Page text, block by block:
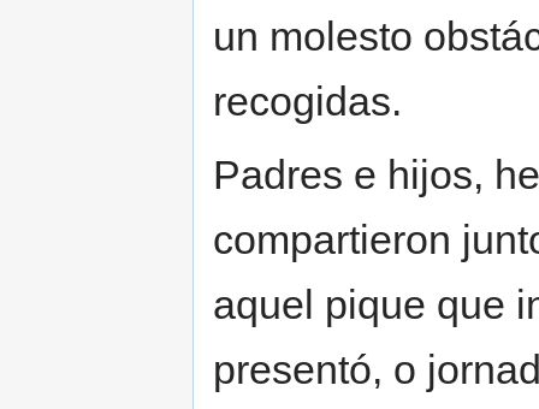
un molesto
recogidas.
Padres e hijos,
compartieron
aquel pique que
presentó, o